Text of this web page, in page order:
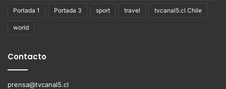
Portada 1 Portada 3 sport travel tvcanal5.cl Chile
world
Contacto
prensa@tvcanal5.cl